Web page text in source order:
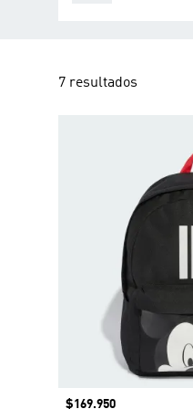
7 resultados
Precio
$169.950